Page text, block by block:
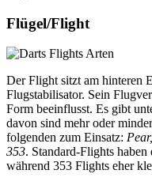
Flügel/Flight
Der Flight sitzt am hinteren
Flugstabilisator. Sein
Form beeinflusst. Es gibt
davon sind mehr oder
folgenden zum Einsatz: Pear,
353. Standard-Flights haben
während 353 Flights eher